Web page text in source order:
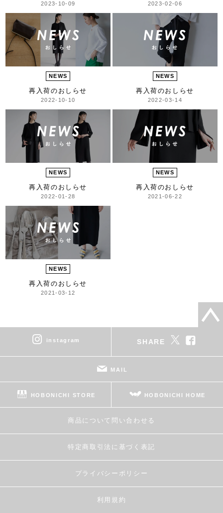
2023-10-09 2023-02-06
NEWS
再入荷のおしらせ
2022-10-10
NEWS
再入荷のおしらせ
2022-03-14
NEWS
再入荷のおしらせ
2022-01-28
NEWS
再入荷のおしらせ
2021-06-22
NEWS
再入荷のおしらせ
2021-03-12
instagram SHARE
MAIL
HOBONICHI STORE HOBONICHI HOME
商品について問い合わせる
特定商取引法に基づく表記
プライバシーポリシー
利用規約